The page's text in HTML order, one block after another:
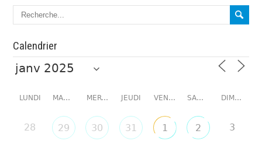
Calendrier
LUNDI MARDI MERCREDI JEUDI VENDREDI SAMEDI DIMANCHE
28 29 30 31 1 2 3